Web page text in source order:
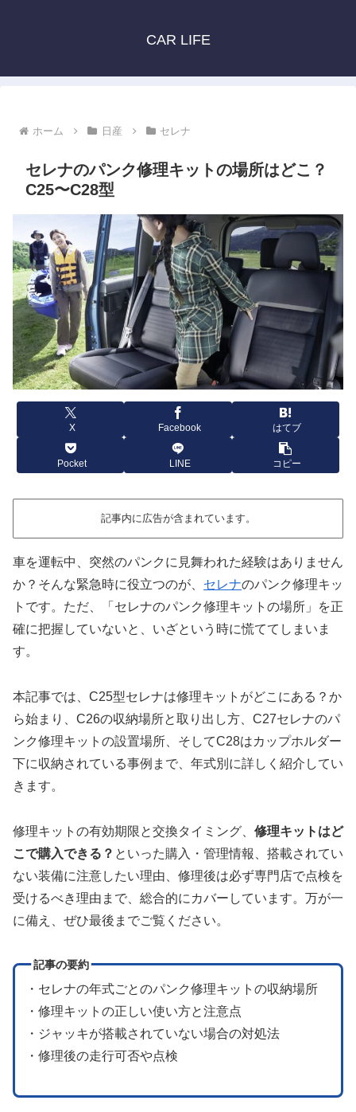
CAR LIFE
ホーム 日産 セレナ
セレナのパンク修理キットの場所はどこ？
C25〜C28型
X Facebook はてブ
Pocket LINE コピー
記事内に広告が含まれています。
車を運転中、突然のパンクに見舞われた経験はありません
か？そんな緊急時に役立つのが、 セレナのパンク修理キッ
トです。ただ、「セレナのパンク修理キットの場所」を正
確に把握していないと、いざという時に慌ててしまいま
す。
本記事では、C25型セレナは修理キットがどこにある？か
ら始まり、C26の収納場所と取り出し方、C27セレナのパ
ンク修理キットの設置場所、そしてC28はカップホルダー
下に収納されている事例まで、年式別に詳しく紹介してい
きます。
修理キットの有効期限と交換タイミング、 修理キットはど
こで購入できる？ といった購入・管理情報、搭載されてい
ない装備に注意したい理由、修理後は必ず専門店で点検を
受けるべき理由まで、総合的にカバーしています。万が一
に備え、ぜひ最後までご覧ください。
記事の要約
・セレナの年式ごとのパンク修理キットの収納場所
・修理キットの正しい使い方と注意点
・ジャッキが搭載されていない場合の対処法
・修理後の走行可否や点検